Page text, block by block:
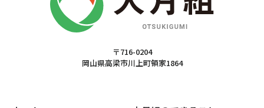
〒716-0204
岡山県高梁市川上町領家1864